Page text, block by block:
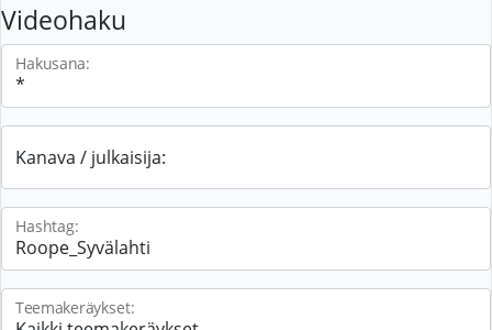
Videohaku
Hakusana:
Kanava / julkaisija:
Hashtag:
Teemakeräykset: